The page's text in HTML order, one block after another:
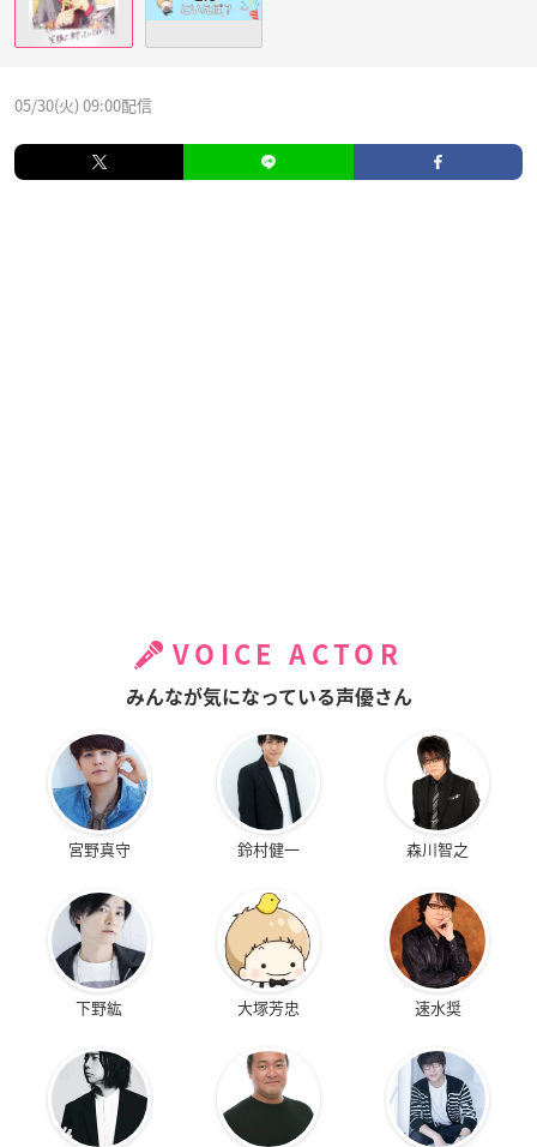
05/30(火) 09:00配信
VOICE ACTOR
みんなが気になっている声優さん
宮野真守 鈴村健一 森川智之
下野紘 大塚芳忠 速水奨